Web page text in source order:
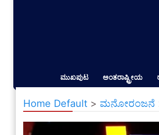
ಮುಖಪುಟ ಅಂತರಾಷ್ಟ್ರೀಯ
Home Default > ಮನೋರಂಜನೆ